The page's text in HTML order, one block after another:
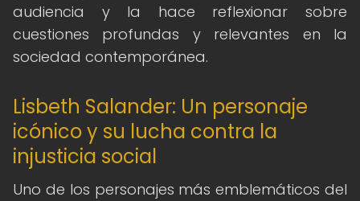
audiencia y la hace reflexionar sobre
cuestiones profundas y relevantes en la
sociedad contemporánea.
Lisbeth Salander: Un personaje
icónico y su lucha contra la
injusticia social
Uno de los personajes más emblemáticos del